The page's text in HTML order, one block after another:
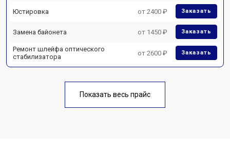
Юстировка от 2400 ₽ Заказать
Замена байонета от 1450 ₽ Заказать
Ремонт шлейфа оптического
стабилизатора
от 2600 ₽ Заказать
Показать весь прайс